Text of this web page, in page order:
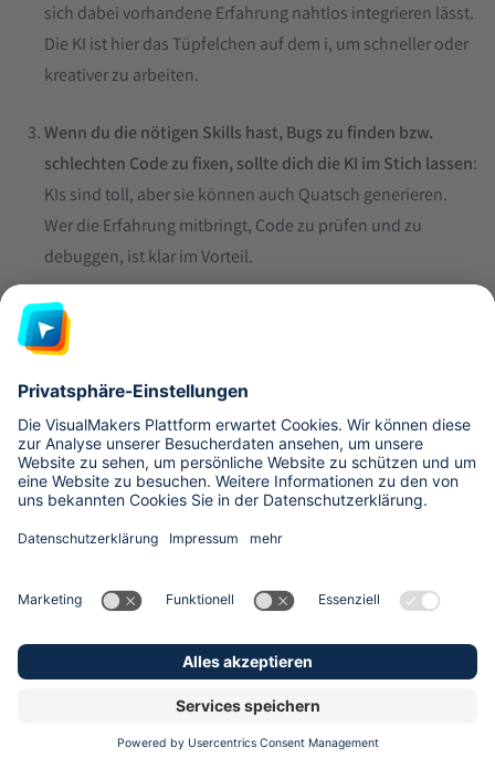
sich dabei vorhandene Erfahrung nahtlos integrieren lässt.
Die KI ist hier das Tüpfelchen auf dem i, um schneller oder
kreativer zu arbeiten.
Wenn du die nötigen Skills hast, Bugs zu finden bzw.
schlechten Code zu fixen, sollte dich die KI im Stich lassen:
KIs sind toll, aber sie können auch Quatsch generieren.
Wer die Erfahrung mitbringt, Code zu prüfen und zu
debuggen, ist klar im Vorteil.
Wenn du 100 % flexibel hinsichtlich deines Codes bleiben
möchtest
zu hosten. Mit traditioneller Entwicklung behältst du
jederzeit volle Kontrolle über Architektur und Infrastruktur.
Wenn Compliance, Audit‑Trails oder branchenspezifische
du lückenlos nachvollziehbaren Quellcode,
Entwicklung, unterstützt von KI‑Copilots, erlaubt es, jede
Änderung automatisiert zu dokumentieren, Tests gegen
Standards wie ISO 27001 oder HIPAA einzubauen und
Audit‑Reports auf Knopfdruck zu generieren – etwas, das